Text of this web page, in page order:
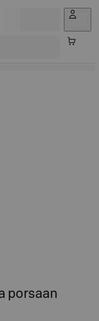
porsaan